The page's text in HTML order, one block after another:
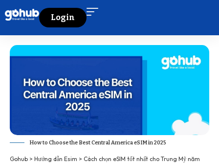
Login
How to Choose the Best Central America eSIM in 2025
Gohub > Hướng dẫn Esim > Cách chọn eSIM tốt nhất cho Trung Mỹ năm